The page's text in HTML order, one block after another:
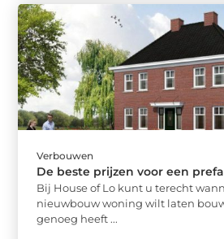
Verbouwen
De beste prijzen voor een
Bij House of Lo kunt u terecht
nieuwbouw woning wilt laten
genoeg heeft ...